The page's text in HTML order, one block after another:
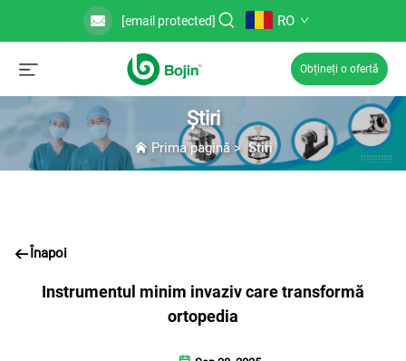
[email protected] RO
Obțineți o ofertă
Știri
Prima pagină>Știri
Înapoi
Instrumentul minim invaziv care transformă
ortopedia